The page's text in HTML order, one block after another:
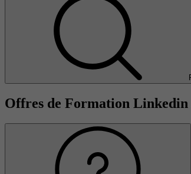
Offres de Formation Linkedin